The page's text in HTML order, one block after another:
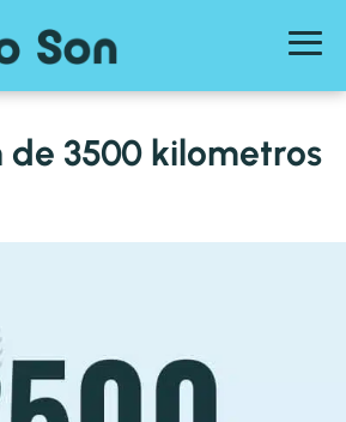
de 3500 kilometros